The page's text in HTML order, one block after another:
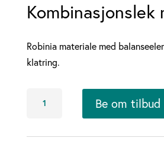
Kombinasjonslek
Robinia materiale med
klatring.
Be om tilbud